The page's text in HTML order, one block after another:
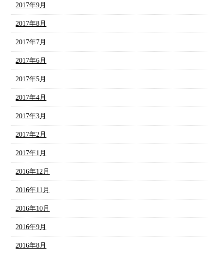
2017年9月
2017年8月
2017年7月
2017年6月
2017年5月
2017年4月
2017年3月
2017年2月
2017年1月
2016年12月
2016年11月
2016年10月
2016年9月
2016年8月